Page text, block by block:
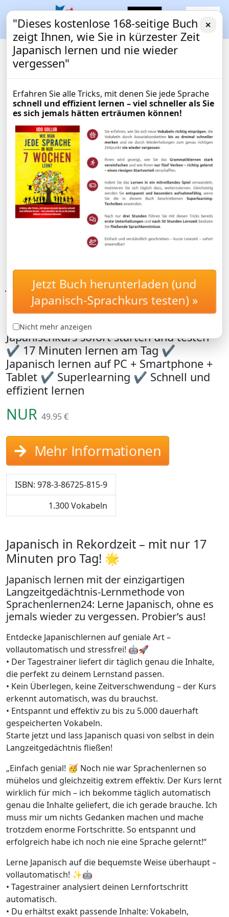
BASISKURS
Japanisch lernen mit
Langzeitgedächtnis-
Methode
Japanischkurs sofort starten und testen
✔ 17 Minuten lernen am Tag ✔
Japanisch lernen auf PC + Smartphone +
Tablet ✔ Superlearning ✔ Schnell und
effizient lernen
NUR 49.95 €
Mehr Informationen
ISBN: 978-3-86725-815-9
1.300 Vokabeln
Japanisch in Rekordzeit – mit nur 17
Minuten pro Tag! 🌟
Japanisch lernen mit der einzigartigen
Langzeitgedächtnis-Lernmethode von
Sprachenlernen24: Lerne Japanisch, ohne es
jemals wieder zu vergessen. Probier’s aus!
Entdecke Japanischlernen auf geniale Art –
vollautomatisch und stressfrei! 🤖🚀
• Der Tagestrainer liefert dir täglich genau die Inhalte,
die perfekt zu deinem Lernstand passen.
• Kein Überlegen, keine Zeitverschwendung – der Kurs
erkennt automatisch, was du brauchst.
• Entspannt und effektiv zu bis zu 5.000 dauerhaft
gespeicherten Vokabeln.
Starte jetzt und lass Japanisch quasi von selbst in dein
Langzeitgedächtnis fließen!
„Einfach genial! 🥳 Noch nie war Sprachenlernen so
mühelos und gleichzeitig extrem effektiv. Der Kurs lernt
wirklich für mich – ich bekomme täglich automatisch
genau die Inhalte geliefert, die ich gerade brauche. Ich
muss mir um nichts Gedanken machen und mache
trotzdem enorme Fortschritte. So entspannt und
erfolgreich habe ich noch nie eine Sprache gelernt!“
Lerne Japanisch auf die bequemste Weise überhaupt –
vollautomatisch! ✨🤖
• Tagestrainer analysiert deinen Lernfortschritt
automatisch.
• Du erhältst exakt passende Inhalte: Vokabeln,
"Dieses kostenlose 168-seitige Buch
zeigt Ihnen, wie Sie in kürzester Zeit
Japanisch lernen und nie wieder
vergessen"
✕
Erfahren Sie alle Tricks, mit denen Sie jede Sprache
schnell und effizient lernen – viel schneller als Sie
es sich jemals hätten erträumen können!
Jetzt Buch herunterladen (und
Japanisch-Sprachkurs testen) »
Nicht mehr anzeigen